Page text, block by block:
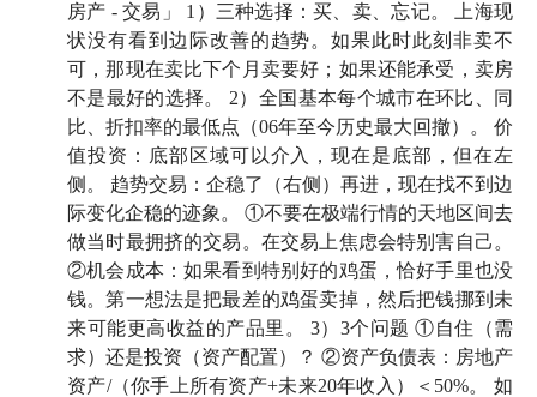
01:30新出生人口减少，年轻人购房意愿降低，购房还
有必要吗？我们可以考虑长期租房吗？
03:02很多时候我们会焦虑，源于把宏观世界的问题和
我们个人的微观选择混为一谈
04:02他山之石：为什么日本人能够把长期租房作为一
种人生可选项？
07:14 问一个政策出来我们该怎么看，等同于天边飘来
一朵乌云我们该怎么看
10:022024 年， 老破小还是一个好的投资选择吗？
房产 - 交易」 1）三种选择：买、卖、忘记。 上海现
状没有看到边际改善的趋势。如果此时此刻非卖不
可，那现在卖比下个月卖要好；如果还能承受，卖房
不是最好的选择。 2）全国基本每个城市在环比、同
比、折扣率的最低点（06年至今历史最大回撤）。 价
值投资：底部区域可以介入，现在是底部，但在左
侧。 趋势交易：企稳了（右侧）再进，现在找不到边
际变化企稳的迹象。 ①不要在极端行情的天地区间去
做当时最拥挤的交易。在交易上焦虑会特别害自己。
②机会成本：如果看到特别好的鸡蛋，恰好手里也没
钱。第一想法是把最差的鸡蛋卖掉，然后把钱挪到未
来可能更高收益的产品里。 3）3个问题 ①自住（需
求）还是投资（资产配置）？ ②资产负债表：房地产
资产/（你手上所有资产+未来20年收入）＜50%。 如